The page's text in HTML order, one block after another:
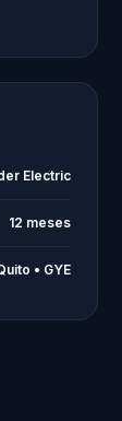
Electric
12 meses
• GYE